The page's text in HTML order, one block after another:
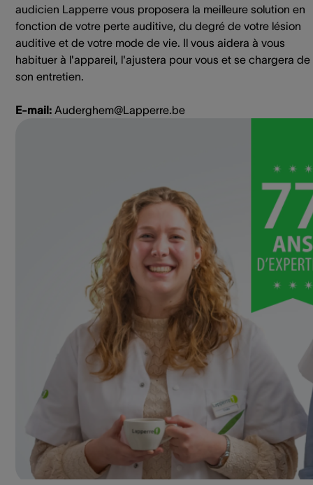
audicien Lapperre vous proposera la meilleure solution en
fonction de votre perte auditive, du degré de votre lésion
auditive et de votre mode de vie. Il vous aidera à vous
habituer à l'appareil, l'ajustera pour vous et se chargera de
son entretien.
E-mail: Auderghem@Lapperre.be